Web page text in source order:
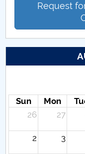
Request
Sun Mon
26
27
2 3